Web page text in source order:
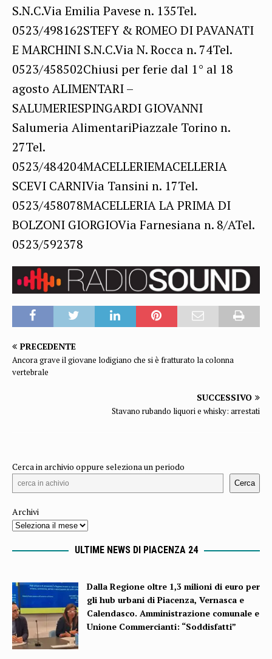
S.N.C.Via Emilia Pavese n. 135Tel.
0523/498162STEFY & ROMEO DI PAVANATI
E MARCHINI S.N.C.Via N. Rocca n. 74Tel.
0523/458502Chiusi per ferie dal 1° al 18
agosto ALIMENTARI –
SALUMERIESPINGARDI GIOVANNI
Salumeria AlimentariPiazzale Torino n.
27Tel.
0523/484204MACELLERIEMACELLERIA
SCEVI CARNIVia Tansini n. 17Tel.
0523/458078MACELLERIA LA PRIMA DI
BOLZONI GIORGIOVia Farnesiana n. 8/ATel.
0523/592378
PRECEDENTE
Ancora grave il giovane lodigiano che si è fratturato la colonna
vertebrale
SUCCESSIVO
Stavano rubando liquori e whisky: arrestati
Cerca in archivio oppure seleziona un periodo
Cerca
Archivi
ULTIME NEWS DI PIACENZA 24
Dalla Regione oltre 1,3 milioni di euro per
gli hub urbani di Piacenza, Vernasca e
Calendasco. Amministrazione comunale e
Unione Commercianti: “Soddisfatti”